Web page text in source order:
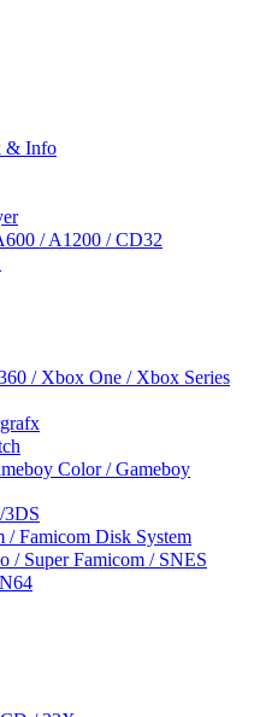
& Info
/ A1200 / CD32
/ Xbox One / Xbox Series
Color / Gameboy
Famicom Disk System
Super Famicom / SNES